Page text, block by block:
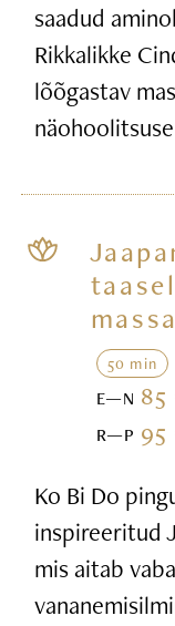
saadud
Rikkalikke
lõõgastav
50 min
E—N 85
R—P 95
Ko Bi Do
inspireeritud
mis aitab